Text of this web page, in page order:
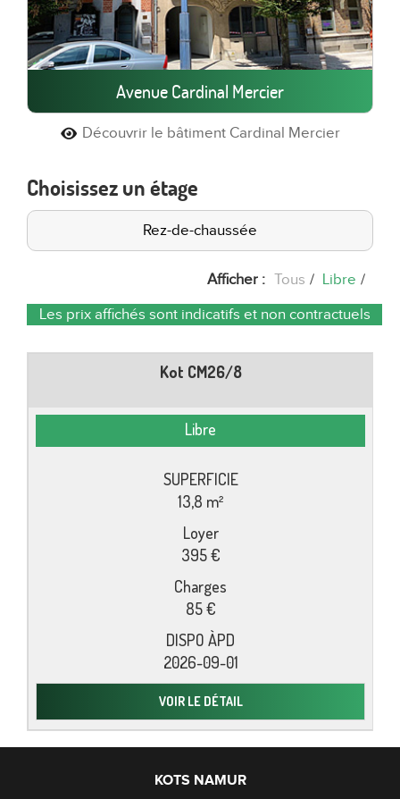
Avenue Cardinal Mercier
Découvrir le bâtiment Cardinal Mercier
Choisissez un étage
Rez-de-chaussée
/
/ Libre
Tous
Afficher :
Les prix affichés sont indicatifs et non contractuels
Kot CM26/8
Libre
13,8 m²
395 €
85 €
2026-09-01
VOIR LE DÉTAIL
KOTS NAMUR